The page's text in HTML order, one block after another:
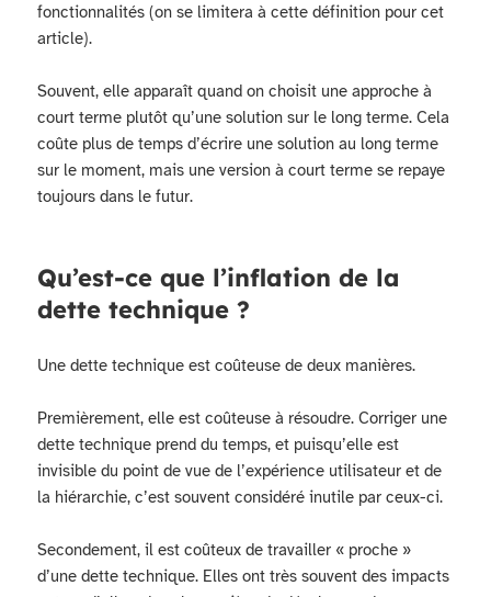
fonctionnalités (on se limitera à cette définition pour cet
article).
Souvent, elle apparaît quand on choisit une approche à
court terme plutôt qu’une solution sur le long terme. Cela
coûte plus de temps d’écrire une solution au long terme
sur le moment, mais une version à court terme se repaye
toujours dans le futur.
Qu’est-ce que l’inflation de la
dette technique ?
Une dette technique est coûteuse de deux manières.
Premièrement, elle est coûteuse à résoudre. Corriger une
dette technique prend du temps, et puisqu’elle est
invisible du point de vue de l’expérience utilisateur et de
la hiérarchie, c’est souvent considéré inutile par ceux-ci.
Secondement, il est coûteux de travailler « proche »
d’une dette technique. Elles ont très souvent des impacts